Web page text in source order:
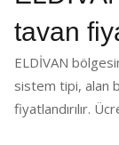
tavan
ELDİVAN
sistem tipi, alan
fiyatlandırılır.